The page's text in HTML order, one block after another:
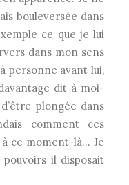
bouleversée dans
ce que je lui
dans mon sens
personne avant lui,
dit à moi-
plongée dans
comment ces
ce moment-là… Je
il disposait